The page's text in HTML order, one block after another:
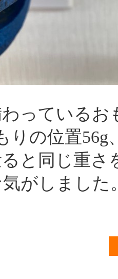
っているお
りの位置
と同じ重さ
がしました